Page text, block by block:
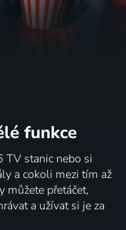
funkce
TV stanic nebo si
a cokoli mezi tím až
můžete přetáčet,
a užívat si je za